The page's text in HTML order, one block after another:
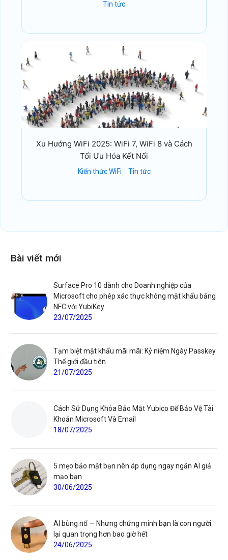
Tin tức
Xu Hướng WiFi 2025: WiFi 7, WiFi 8 và Cách
Tối Ưu Hóa Kết Nối
Kiến thức WiFi Tin tức
Bài viết mới
Surface Pro 10 dành cho Doanh nghiệp của
Microsoft cho phép xác thực không mật khẩu bằng
NFC với YubiKey
23/07/2025
Tạm biệt mật khẩu mãi mãi: Kỷ niệm Ngày Passkey
Thế giới đầu tiên
21/07/2025
Cách Sử Dụng Khóa Bảo Mật Yubico Để Bảo Vệ Tài
Khoản Microsoft Và Email
18/07/2025
5 mẹo bảo mật bạn nên áp dụng ngay ngăn AI giả
mạo bạn
30/06/2025
AI bùng nổ — Nhưng chứng minh bạn là con người
lại quan trọng hơn bao giờ hết
24/06/2025